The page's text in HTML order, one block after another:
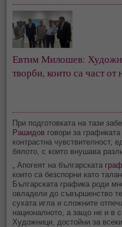
Евтим Милошев:
творби, които са част от
При подготовката на тази
Рашидов говори за
контрастна чувствителност,
бялото, с които внушава
„ Апогеят на българската
които са безспорни като
Българската графика роди
овладели до съвършенство
сухата игла и сложните
националното, а защо не и в
Художници, достойни за